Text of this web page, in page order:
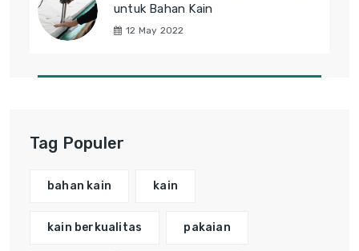
untuk Bahan Kain
12 May 2022
Tag Populer
bahan kain kain
kain berkualitas pakaian